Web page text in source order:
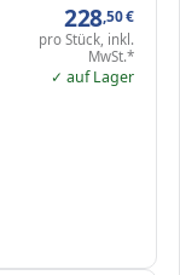
228,50€
pro Stück, inkl.
MwSt.*
✓ auf Lager